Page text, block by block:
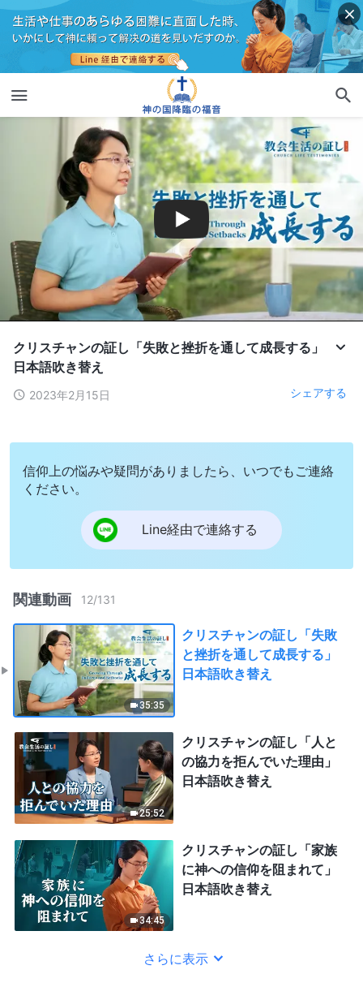
クリスチャンの証し「失敗と挫折を通して成長する」
日本語吹き替え
2023年2月15日 シェアする
信仰上の悩みや疑問がありましたら、いつでもご連絡
ください。
Line経由で連絡する
関連動画 12/131
35:35
クリスチャンの証し「失敗
と挫折を通して成長する」
日本語吹き替え
25:52
クリスチャンの証し「人と
の協力を拒んでいた理由」
日本語吹き替え
34:45
クリスチャンの証し「家族
に神への信仰を阻まれて」
日本語吹き替え
さらに表示